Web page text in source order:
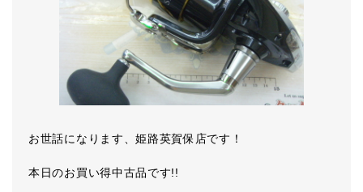
お世話になります、姫路英賀保店です！
本日のお買い得中古品です!!